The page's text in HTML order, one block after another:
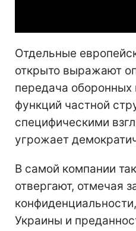
Отдельные
открыто выражают
передача
функций частной
специфическими
угрожает
В самой компании
отвергают, отмечая
Украины и